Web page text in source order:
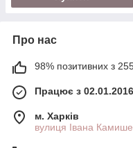
Про нас
98% позитивних з 255
Працює з 02.01.2016
м. Харків
вулиця Івана